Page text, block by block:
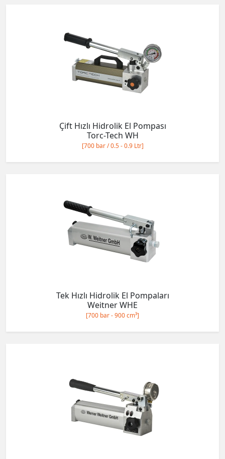
Çift Hızlı Hidrolik El Pompası
Torc-Tech WH
[700 bar / 0.5 - 0.9 Ltr]
Tek Hızlı Hidrolik El Pompaları
Weitner WHE
[700 bar - 900 cm³]